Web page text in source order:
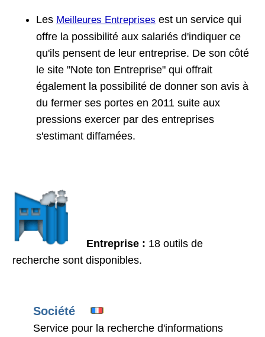
Les Meilleures Entreprises est un service qui
offre la possibilité aux salariés d'indiquer ce
qu'ils pensent de leur entreprise. De son côté
le site "Note ton Entreprise" qui offrait
également la possibilité de donner son avis à
du fermer ses portes en 2011 suite aux
pressions exercer par des entreprises
s'estimant diffamées.
Entreprise : 18 outils de
recherche sont disponibles.
Société
Service pour la recherche d'informations